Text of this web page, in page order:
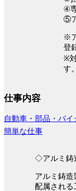
④
⑤
※
登
※
す。
仕事内容
自動車・部品・バイ
簡単な仕事
◇アルミ鋳
アルミ鋳造
配属される